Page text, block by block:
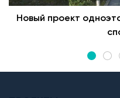
Новый проект